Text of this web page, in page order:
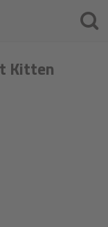
Kitten
Traži